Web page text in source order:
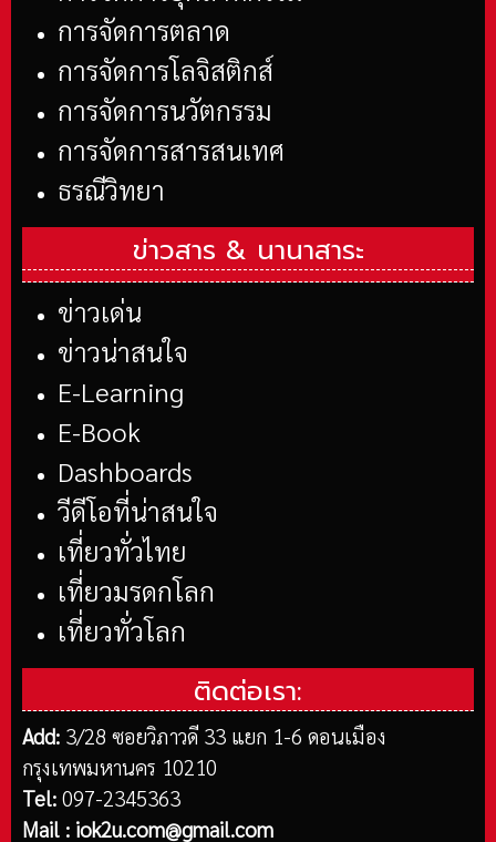
การจัดการตลาด
การจัดการโลจิสติกส์
การจัดการนวัตกรรม
การจัดการสารสนเทศ
ธรณีวิทยา
ข่าวสาร & นานาสาระ
ข่าวเด่น
ข่าวน่าสนใจ
E-Learning
E-Book
Dashboards
วีดีโอที่น่าสนใจ
เที่ยวทั่วไทย
เที่ยวมรดกโลก
เที่ยวทั่วโลก
ติดต่อเรา:
Add: 3/28 ซอยวิภาวดี 33 แยก 1-6 ดอนเมือง
กรุงเทพมหานคร 10210
Tel: 097-2345363
Mail : iok2u.com@gmail.com